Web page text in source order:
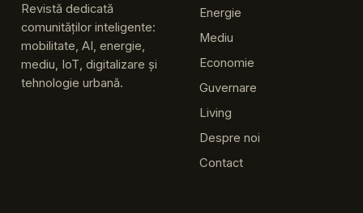
Revistă dedicată
comunităților inteligente:
mobilitate, AI, energie,
mediu, IoT, digitalizare și
tehnologie urbană.
Energie
Mediu
Economie
Guvernare
Living
Despre noi
Contact